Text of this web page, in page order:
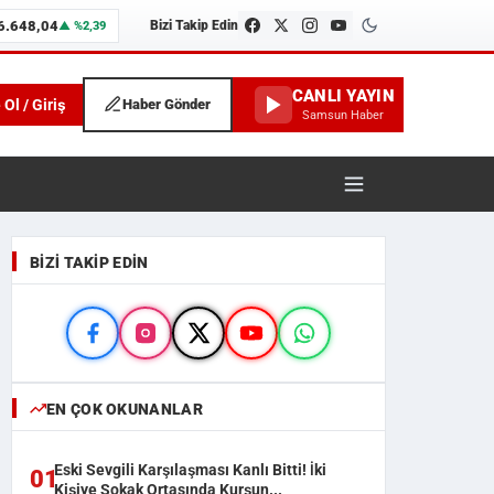
▲ %2,39 Bizi Takip Edin
Ol / Giriş Haber Gönder CANLI YAYIN
Samsun Haber
ve İlçe Haberleri
BIZI TAKIP EDIN
EN ÇOK OKUNANLAR
01Eski Sevgili Karşılaşması Kanlı Bitti! İki
Kişiye Sokak Ortasında Kurşun...